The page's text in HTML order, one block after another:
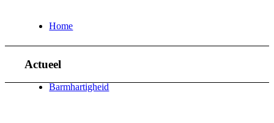
Home
Barmhartigheid
Actueel